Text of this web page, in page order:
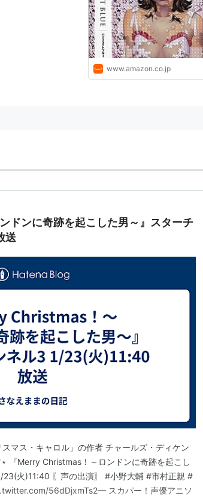
美 (出演), 古川恵実子 (出演),
梁田清之 (出演), 松本梨香
(出演), 大倉正章 (出演), 江原
正士 (出演), 岩男潤子 (出演),
堀秀行 (出演), 塩屋翼 (出演):
DVD
www.amazon.co.jp
ドンに奇跡を起こした男～』スターチ
送
マス・キャロル」の作者 チャールズ・ディケン
『Merry Christmas！～ロンドンに奇跡を起こし
23(火)11:40 〖声の出演〗 #小野大輔 #市村正親 #
56dDjxmTs2— スカパー！声優アニソ